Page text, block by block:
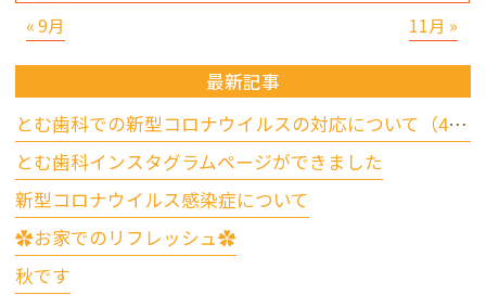
« 9月 11月 »
最新記事
とむ歯科での新型コロナウイルスの対応について（4/17更新）
とむ歯科インスタグラムページができました
新型コロナウイルス感染症について
✿お家でのリフレッシュ✿
秋です